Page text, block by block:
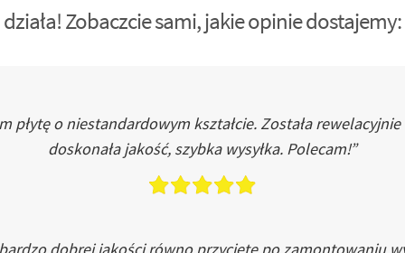
działa! Zobaczcie sami, jakie opinie dostajemy:
płytę o niestandardowym kształcie. Została
doskonała jakość, szybka wysyłka. Polecam!”